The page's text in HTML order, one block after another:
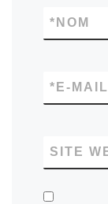
NOM
*
E-MAIL
*
SITE